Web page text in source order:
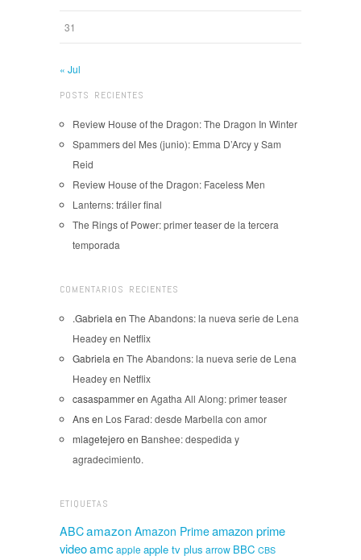
31
« Jul
POSTS RECIENTES
Review House of the Dragon: The Dragon In Winter
Spammers del Mes (junio): Emma D’Arcy y Sam
Reid
Review House of the Dragon: Faceless Men
Lanterns: tráiler final
The Rings of Power: primer teaser de la tercera
temporada
COMENTARIOS RECIENTES
.Gabriela en The Abandons: la nueva serie de Lena
Headey en Netflix
Gabriela en The Abandons: la nueva serie de Lena
Headey en Netflix
casaspammeren Agatha All Along: primer teaser
Ansen Los Farad: desde Marbella con amor
mlagetejero en Banshee: despedida y
agradecimiento.
ETIQUETAS
ABCamazon Amazon Primeamazon prime
videoamcapple apple tv plus arrow BBC CBS